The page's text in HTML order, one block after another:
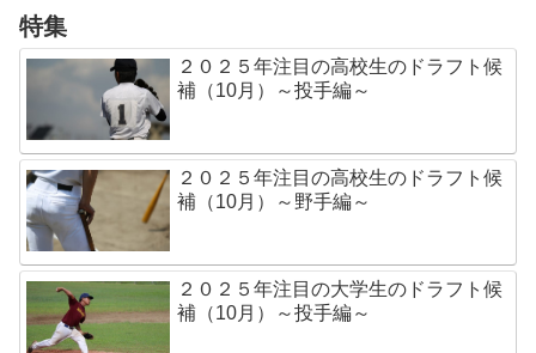
特集
２０２５年注目の高校生のドラフト候
補（10月）～投手編～
２０２５年注目の高校生のドラフト候
補（10月）～野手編～
２０２５年注目の大学生のドラフト候
補（10月）～投手編～